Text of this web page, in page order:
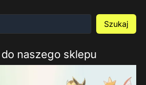
Szukaj
naszego sklepu